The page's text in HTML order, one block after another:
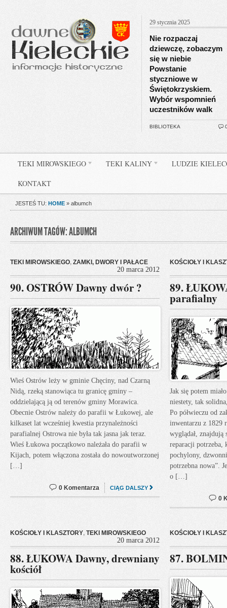
29 stycznia 2025
Nie rozpaczaj
dziewczę, zobaczym
się w niebie
Powstanie
styczniowe w
Świętokrzyskiem.
Wybór wspomnień
uczestników walk
BIBLIOTEKA
TEKI MIROWSKIEGO TEKI KALINY LUDZIE
KONTAKT
JESTEŚ TU: HOME » albumch
ARCHIWUM TAGÓW: ALBUMCH
TEKI MIROWSKIEGO, ZAMKI, DWORY I PAŁACE
20 marca 2012
90. OSTRÓW Dawny dwór ?
Wieś Ostrów leży w gminie Chęciny, nad Czarną
Nidą, rzeką stanowiąca tu granicę gminy –
oddzielającą ją od terenów gminy Morawica.
Obecnie Ostrów należy do parafii w Łukowej, ale
kilkaset lat wcześniej kwestia przynależności
parafialnej Ostrowa nie była tak jasna jak teraz.
Wieś Łukowa początkowo należała do parafii w
Kijach, potem włączona została do nowoutworzonej
[…]
CIĄG DALSZY
0 Komentarza
KOŚCIOŁY I
89.
parafialny
Jak się potem
niestety, tak
Po półwieczu od
inwentarzu z 1829
wyglądał, znajdują
reparacji potrzeba,
pochylony,
potrzebna nowa”.
o […]
0
KOŚCIOŁY I KLASZTORY, TEKI MIROWSKIEGO
20 marca 2012
88. ŁUKOWA Dawny, drewniany
kościół
KOŚCIOŁY I
87.